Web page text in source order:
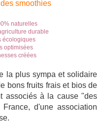
smoothies
naturelles
durable
écologiques
optimisées
créées
la plus sympa et solidaire
bons fruits frais et bios de
associés à la cause "des
d'une association